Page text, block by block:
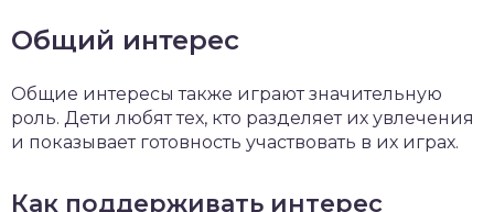
Общий интерес
Общие интересы также играют значительную
роль. Дети любят тех, кто разделяет их увлечения
и показывает готовность участвовать в их играх.
Как поддерживать интерес